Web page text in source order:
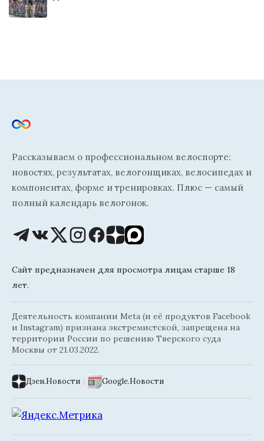
Рассказываем о профессиональном велоспорте:
новостях, результатах, велогонщиках, велосипедах и
компонентах, форме и тренировках. Плюс — самый
полный календарь велогонок.
Сайт предназначен для просмотра лицам старше 18
лет.
Деятельность компании Meta (и её продуктов Facebook
и Instagram) признана экстремистской, запрещена на
территории России по решению Тверского суда
Москвы от 21.03.2022.
Дзен.Новости | Google.Новости